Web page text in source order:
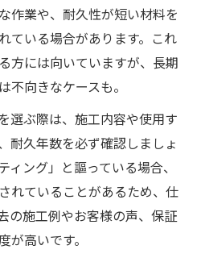
ングが実現できる背景と
ングで重要な施工工程の
いサービスの品質チェッ
を見つけるチェック項目
格安店の見極め方と選ぶ
いサービスの比較ポイン
作業や、耐久性が短い材料を
ている場合があります。これ
方には向いていますが、長期
不向きなケースも。
選ぶ際は、施工内容や使用す
耐久年数を必ず確認しましょ
ィング」と謳っている場合、
れていることがあるため、仕
の施工例やお客様の声、保証
が高いです。